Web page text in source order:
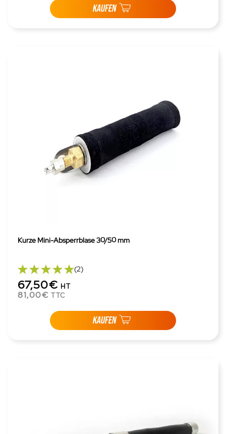
KAUFEN
Kurze Mini-Absperrblase 30/50 mm
(2)
67,50€ HT
81,00€ TTC
KAUFEN